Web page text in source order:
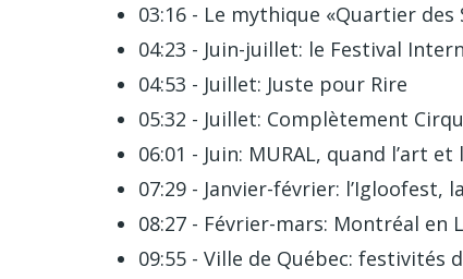
03:16 - Le mythique «Quartier
04:23 - Juin-juillet: le Festival
04:53 - Juillet: Juste pour Rire
05:32 - Juillet: Complètement
06:01 - Juin: MURAL, quand l’art
07:29 - Janvier-février:
08:27 - Février-mars: Montréal en
09:55 - Ville de Québec: festivités